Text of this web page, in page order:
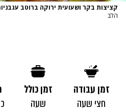
קציצות בקר ושעועית ירוקה ברוטב
הלב
זמן עבודה
חצי שעה
זמן כולל
שעה